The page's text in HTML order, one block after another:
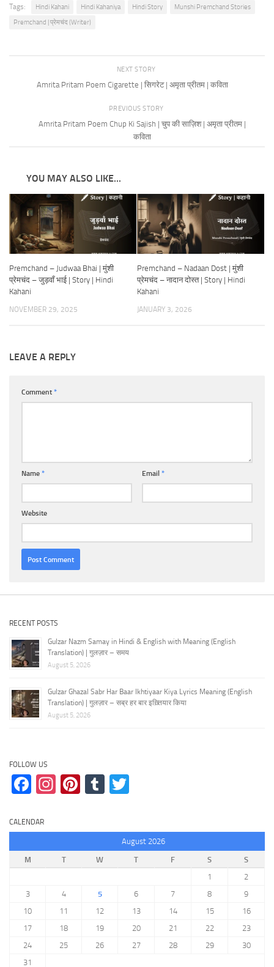
Tags: Hindi Kahani Hindi Kahaniya Hindi Story
Munshi Premchand Stories
Premchand | प्रेमचंद (Writer)
NEXT STORY
Amrita Pritam Poem Cigarette | सिगरेट | अमृता प्रीतम | कविता
PREVIOUS STORY
Amrita Pritam Poem Chup Ki Sajish | चुप की साज़िश | अमृता प्रीतम |
कविता
YOU MAY ALSO LIKE...
Premchand – Judwaa Bhai | मुंशी
प्रेमचंद – जुड़वाँ भाई | Story | Hindi
Kahani
NOVEMBER 29, 2025
Premchand – Nadaan Dost | मुंशी
प्रेमचंद – नादान दोस्त | Story | Hindi
Kahani
JANUARY 3, 2026
LEAVE A REPLY
Comment *
Name * Email *
Website
RECENT POSTS
Gulzar Nazm Samay in Hindi & English with Meaning (English
Translation) | गुलज़ार – समय
August 5, 2026
Gulzar Ghazal Sabr Har Baar Ikhtiyaar Kiya Lyrics Meaning (English
Translation) | गुलज़ार – सब्र हर बार इख़्तियार किया
August 5, 2026
FOLLOW US
Facebook
Instagram
Pinterest
Tumblr
CALENDAR
August 2026
M
T W T F S
S
1
2
3
4 5 6 7 8
9
10
11 12 13 14 15
16
17
18 19 20 21 22
23
24
25 26 27 28 29
30
31